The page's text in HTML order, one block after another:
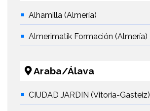
Alhamilla (Almería)
Almerimatik Formación (Almería)
Araba/Álava
CIUDAD JARDIN (Vitoria-Gasteiz)